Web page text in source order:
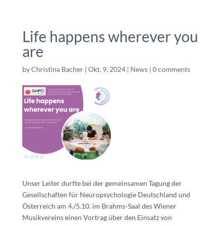
Life happens wherever you
are
byChristina Bacher| Okt. 9, 2024| News| 0 comments
Unser Leiter durfte bei der gemeinsamen Tagung der
Gesellschaften für Neuropsychologie Deutschland und
Österreich am 4./5.10. im Brahms-Saal des Wiener
Musikvereins einen Vortrag über den Einsatz von